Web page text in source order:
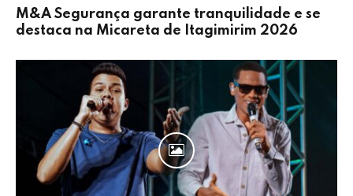
M&A Segurança garante tranquilidade e se
destaca na Micareta de Itagimirim 2026